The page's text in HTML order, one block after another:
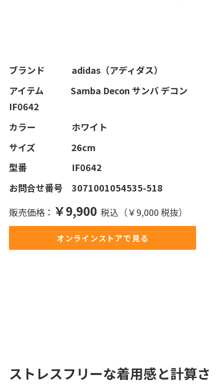
ブランド adidas（アディダス）
アイテム Samba Decon サンバ デコン
IF0642
カラー ホワイト
サイズ 26cm
型番 IF0642
お問合せ番号 3071001054535-518
販売価格： ￥9,900 税込（￥9,000 税抜）
オンラインストアで見る
ストレスフリーな着用感と計算さ